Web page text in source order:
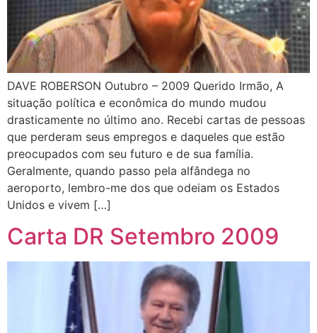
DAVE ROBERSON Outubro – 2009 Querido Irmão, A
situação política e econômica do mundo mudou
drasticamente no último ano. Recebi cartas de pessoas
que perderam seus empregos e daqueles que estão
preocupados com seu futuro e de sua família.
Geralmente, quando passo pela alfândega no
aeroporto, lembro-me dos que odeiam os Estados
Unidos e vivem […]
Carta DR Setembro 2009